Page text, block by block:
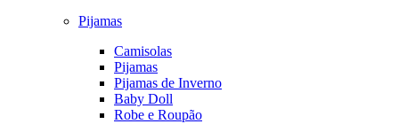
Pijamas
Camisolas
Pijamas
Pijamas de Inverno
Baby Doll
Robe e Roupão